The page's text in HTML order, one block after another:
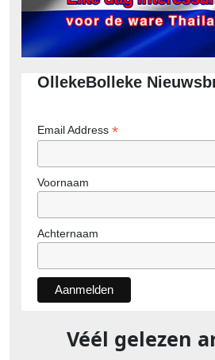
OllekeBolleke
Email Address *
Voornaam
Achternaam
Véél gelezen